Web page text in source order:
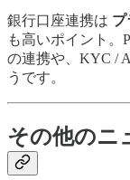
銀行口座連携は プ
も高いポイント。
の連携や、KYC /
うです。
その他のニ